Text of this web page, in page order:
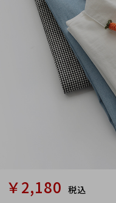
￥2,180 税込